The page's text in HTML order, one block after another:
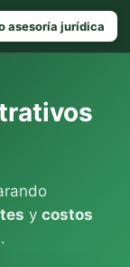
asesoría jurídica
y costos